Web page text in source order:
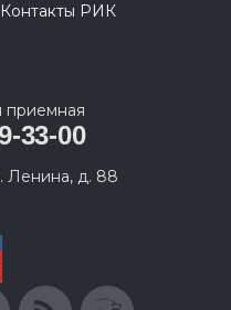
Контакты РИК
приемная
33-00
Ленина, д. 88